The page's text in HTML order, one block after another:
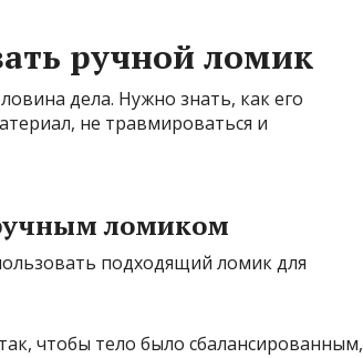
ручной ломик
дела. Нужно знать, как его
не травмироваться и
ломиком
подходящий ломик для
чтобы тело было сбалансированным,